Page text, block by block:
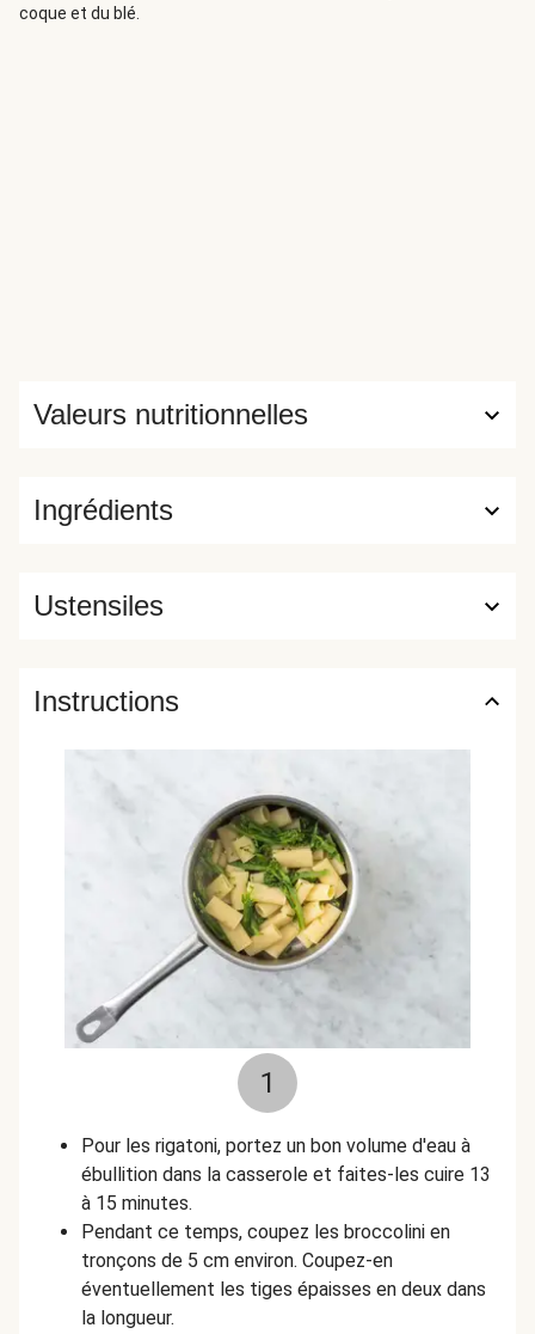
coque et du blé.
Ingrédients
Valeurs nutritionnelles
Ustensiles
Instructions
1
Pour les rigatoni, portez un bon volume d'eau à
ébullition dans la casserole et faites-les cuire 13
à 15 minutes.
Pendant ce temps, coupez les broccolini en
tronçons de 5 cm environ. Coupez-en
éventuellement les tiges épaisses en deux dans
la longueur.